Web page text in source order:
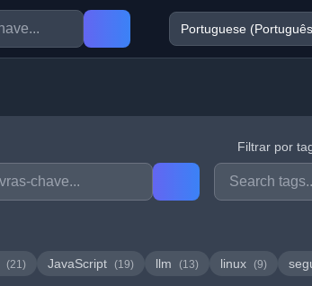
Filtrar por
(21) JavaScript (19) llm (13) linux (9)